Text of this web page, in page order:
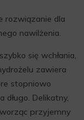
rozwiązanie dla
nawilżenia.
się wchłania,
zawiera
stopniowo
długo. Delikatny,
przyjemny